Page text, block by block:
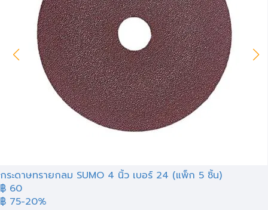
กระดาษทรายกลม SUMO 4 นิ้ว เบอร์ 24 (แพ็ก 5 ชิ้น)
฿ 60
฿ 75-20%